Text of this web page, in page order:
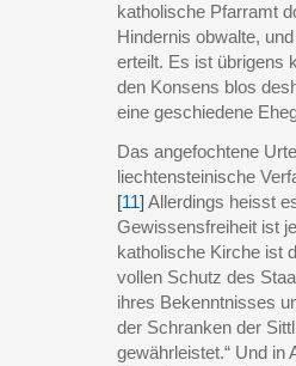
katholische Pfarramt
Hindernis obwalte,
erteilt. Es ist übrigens
den Konsens blos
eine geschiedene
Das angefochtene
liechtensteinische
[11] Allerdings heisst
Gewissensfreiheit ist
katholische Kirche ist
vollen Schutz des
ihres Bekenntnisses
der Schranken der
gewährleistet.“ Und in